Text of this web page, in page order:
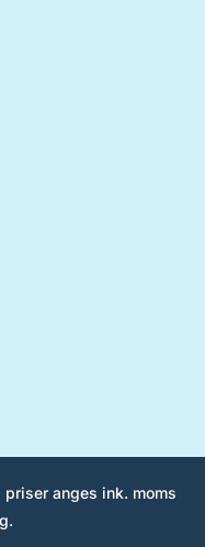
anges ink. moms